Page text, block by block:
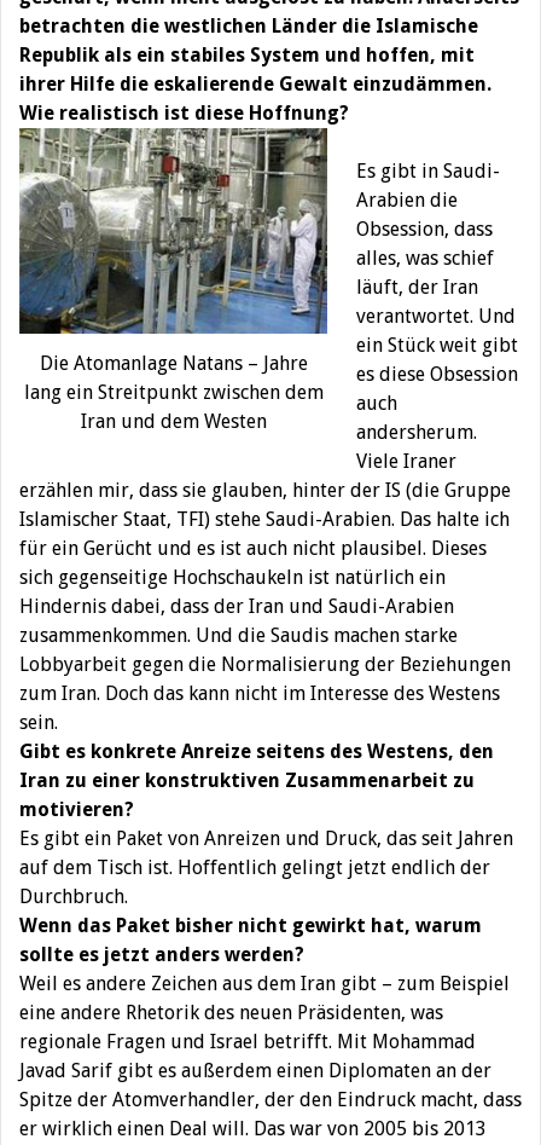
betrachten die westlichen Länder die Islamische
Republik als ein stabiles System und hoffen, mit
ihrer Hilfe die eskalierende Gewalt einzudämmen.
Wie realistisch ist diese Hoffnung?
Die Atomanlage Natans – Jahre
lang ein Streitpunkt zwischen dem
Iran und dem Westen
Es gibt in Saudi-
Arabien die
Obsession, dass
alles, was schief
läuft, der Iran
verantwortet. Und
ein Stück weit gibt
es diese Obsession
auch
andersherum.
Viele Iraner
erzählen mir, dass sie glauben, hinter der IS (die Gruppe
Islamischer Staat, TFI) stehe Saudi-Arabien. Das halte ich
für ein Gerücht und es ist auch nicht plausibel. Dieses
sich gegenseitige Hochschaukeln ist natürlich ein
Hindernis dabei, dass der Iran und Saudi-Arabien
zusammenkommen. Und die Saudis machen starke
Lobbyarbeit gegen die Normalisierung der Beziehungen
zum Iran. Doch das kann nicht im Interesse des Westens
sein.
Gibt es konkrete Anreize seitens des Westens, den
Iran zu einer konstruktiven Zusammenarbeit zu
motivieren?
Es gibt ein Paket von Anreizen und Druck, das seit Jahren
auf dem Tisch ist. Hoffentlich gelingt jetzt endlich der
Durchbruch.
Wenn das Paket bisher nicht gewirkt hat, warum
sollte es jetzt anders werden?
Weil es andere Zeichen aus dem Iran gibt – zum Beispiel
eine andere Rhetorik des neuen Präsidenten, was
regionale Fragen und Israel betrifft. Mit Mohammad
Javad Sarif gibt es außerdem einen Diplomaten an der
Spitze der Atomverhandler, der den Eindruck macht, dass
er wirklich einen Deal will. Das war von 2005 bis 2013